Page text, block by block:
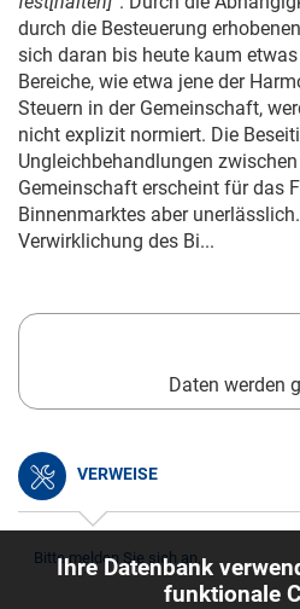
durch die Besteuerung
sich daran bis heute kaum
Bereiche, wie etwa jene der
Steuern in der Gemeinschaft,
nicht explizit normiert. Die
Ungleichbehandlungen
Gemeinschaft erscheint für das
Binnenmarktes aber
Verwirklichung des Bi...
Daten werden
VERWEISE
Bitte melden Sie sich an.
Ihre Datenbank
funktionale